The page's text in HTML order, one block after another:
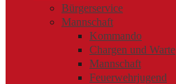
Bürgerservice
Mannschaft
Kommando
Chargen und Warte
Mannschaft
Feuerwehrjugend